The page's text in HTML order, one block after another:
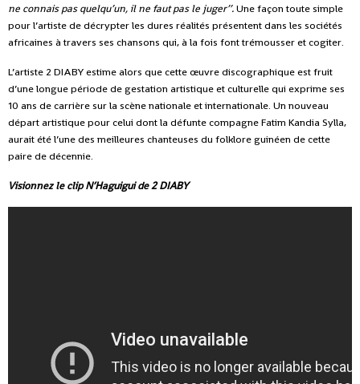
ne connais pas quelqu’un, il ne faut pas le juger’’.Une façon toute simple
pour l’artiste de décrypter les dures réalités présentent dans les sociétés
africaines à travers ses chansons qui, à la fois font trémousser et cogiter.
L’artiste 2 DIABY estime alors que cette œuvre discographique est fruit
d’une longue période de gestation artistique et culturelle qui exprime ses
10 ans de carrière sur la scène nationale et internationale. Un nouveau
départ artistique pour celui dont la défunte compagne Fatim Kandia Sylla,
aurait été l’une des meilleures chanteuses du folklore guinéen de cette
paire de décennie.
Visionnez le clip N’Haguigui de 2 DIABY